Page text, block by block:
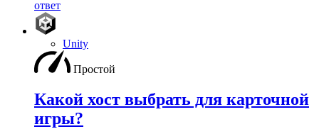
ответ
Unity
Простой
Какой хост выбрать для карточной
игры?